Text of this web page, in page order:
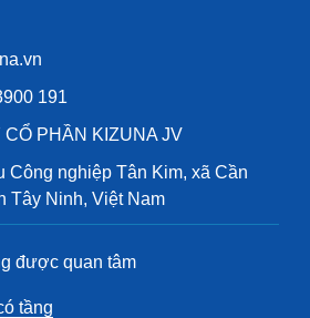
191
CỔ PHẦN KIZUNA JV
Công nghiệp Tân Kim, xã Cần
Tây Ninh, Việt Nam
được quan tâm
tầng